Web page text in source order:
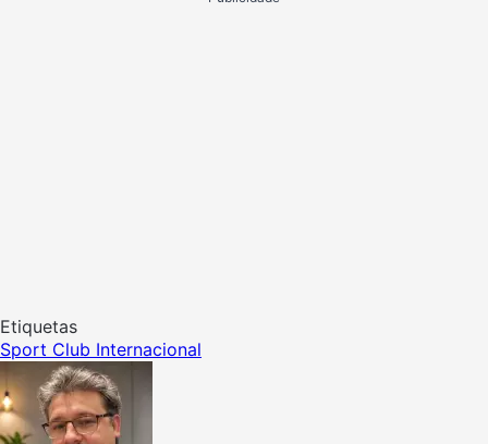
Etiquetas
Sport Club Internacional